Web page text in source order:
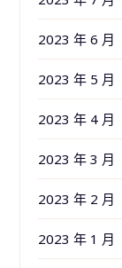
2023 年 6 月
2023 年 5 月
2023 年 4 月
2023 年 3 月
2023 年 2 月
2023 年 1 月